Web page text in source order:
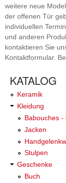
weitere neue
der offenen Tür
individuellen
und anderen
kontaktieren Sie
Kontaktformular.
KATALOG
Keramik
Kleidung
Babouches
Jacken
Stulpen
Geschenke
Buch